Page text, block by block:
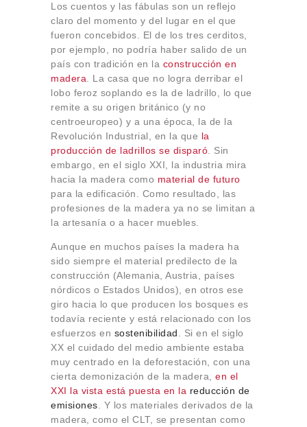
Colaboraciones
Sobre Connections
by Finsa
Contacto
Los cuentos y las fábulas son un reflejo
claro del momento y del lugar en el que
fueron concebidos. El de los tres cerditos,
por ejemplo, no podría haber salido de un
país con tradición en la construcción en
madera . La casa que no logra derribar el
lobo feroz soplando es la de ladrillo, lo que
remite a su origen británico (y no
centroeuropeo) y a una época, la de la
Revolución Industrial, en la que la
producción de ladrillos se disparó . Sin
embargo, en el siglo XXI, la industria mira
hacia la madera como material de futuro
para la edificación. Como resultado, las
profesiones de la madera ya no se limitan a
la artesanía o a hacer muebles.
Aunque en muchos países la madera ha
sido siempre el material predilecto de la
construcción (Alemania, Austria, países
nórdicos o Estados Unidos), en otros ese
giro hacia lo que producen los bosques es
todavía reciente y está relacionado con los
esfuerzos en sostenibilidad . Si en el siglo
XX el cuidado del medio ambiente estaba
muy centrado en la deforestación, con una
cierta demonización de la madera, en el
XXI la vista está puesta en la reducción de
emisiones . Y los materiales derivados de la
madera, como el CLT, se presentan como